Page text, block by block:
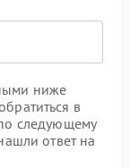
ниже
в
следующему
ответ на